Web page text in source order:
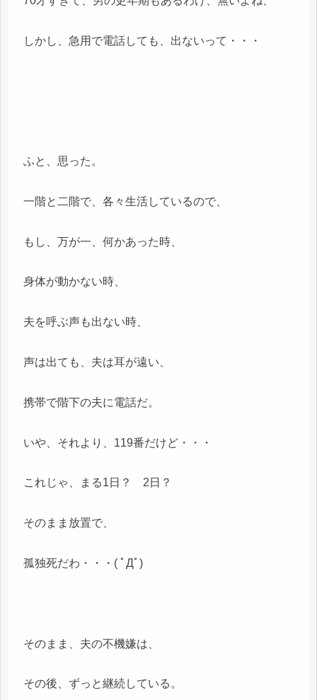
しかし、急用で電話しても、出ないって・・・
ふと、思った。
一階と二階で、各々生活しているので、
もし、万が一、何かあった時、
身体が動かない時、
夫を呼ぶ声も出ない時、
声は出ても、夫は耳が遠い、
携帯で階下の夫に電話だ。
いや、それより、119番だけど・・・
これじゃ、まる1日？ 2日？
そのまま放置で、
孤独死だわ・・・( ﾟДﾟ)
そのまま、夫の不機嫌は、
その後、ずっと継続している。